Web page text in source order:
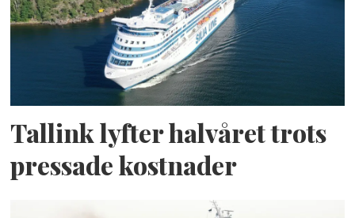
Tallink lyfter halvåret trots
pressade kostnader